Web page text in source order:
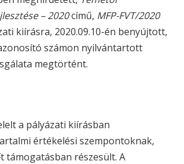
– 2020című, MFP-FVT/2020
kiírásra, 2020.09.10-én benyújtott,
számon nyilvántartott
megtörtént.
a pályázati kiírásban
értékelési szempontoknak,
támogatásban részesült. A